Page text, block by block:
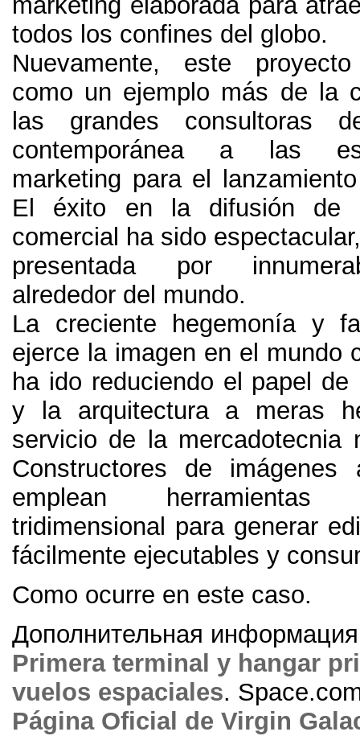
todos los confines del globo.
Nuevamente, este
como un ejemplo más de la
las grandes consultoras
contemporánea a las
marketing para el
El éxito en la difusión de
comercial ha sido espectacular
presentada por
alrededor del mundo.
La creciente hegemonía y
ejerce la imagen en el mundo
ha ido reduciendo el papel de
y la arquitectura a meras
servicio de la mercadotecnia
Constructores de imágenes
emplean
tridimensional para generar
fácilmente ejecutables y
Como ocurre en este caso.
Дополнительная
Primera terminal y hangar
vuelos espaciales.
Página Oficial de Virgin